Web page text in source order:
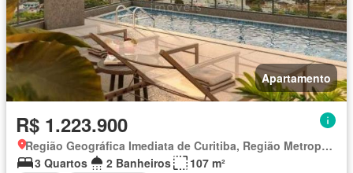
Apartamento
R$ 1.223.900
Região Geográfica Imediata de Curitiba, Região Metropolitana de Curitiba
3 Quartos
2 Banheiros
107 m²